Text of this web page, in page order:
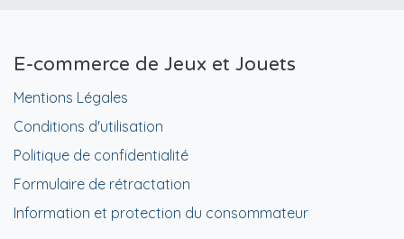
E-commerce de Jeux et Jouets
Mentions Légales
Conditions d'utilisation
Politique de confidentialité
Formulaire de rétractation
Information et protection du consommateur